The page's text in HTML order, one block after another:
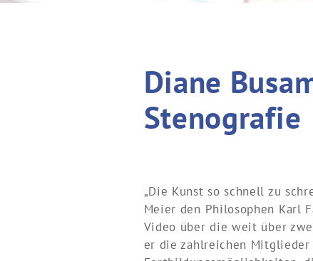
Diane
Stenografie
„Die Kunst so schnell zu
Meier den Philosophen Karl
Video über die weit über
er die zahlreichen